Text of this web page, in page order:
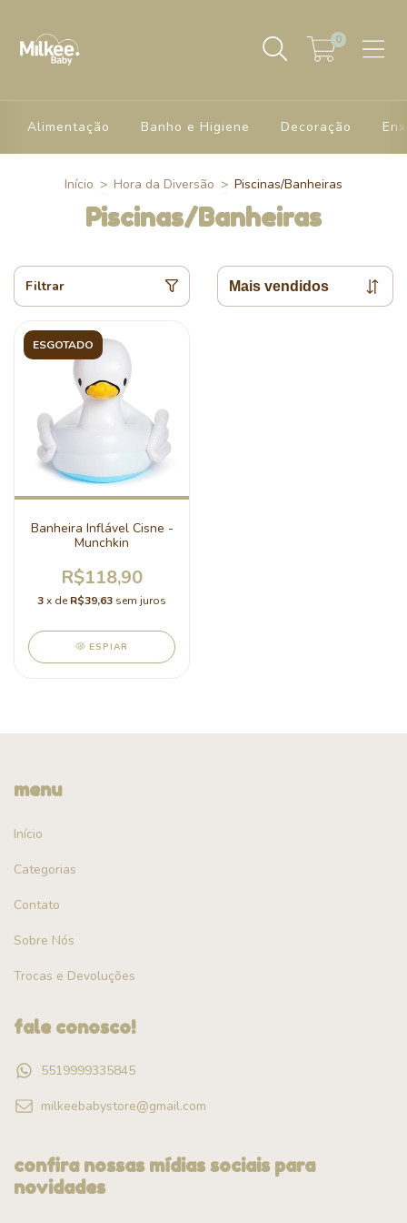
0
Alimentação Banho e Higiene Decoração
Início > Hora da Diversão > Piscinas/Banheiras
Piscinas/Banheiras
Filtrar
ESGOTADO
Banheira Inflável Cisne -
Munchkin
R$118,90
3x de R$39,63 sem juros
ESPIAR
menu
Início
Categorias
Contato
Sobre Nós
Trocas e Devoluções
fale conosco!
5519999335845
milkeebabystore@gmail.com
confira nossas mídias sociais para
novidades